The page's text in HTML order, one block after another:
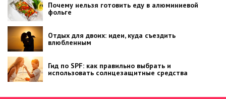
Почему нельзя готовить еду в алюминиевой
фольге
Отдых для двоих: идеи, куда съездить
влюбленным
Гид по SPF: как правильно выбрать и
использовать солнцезащитные средства